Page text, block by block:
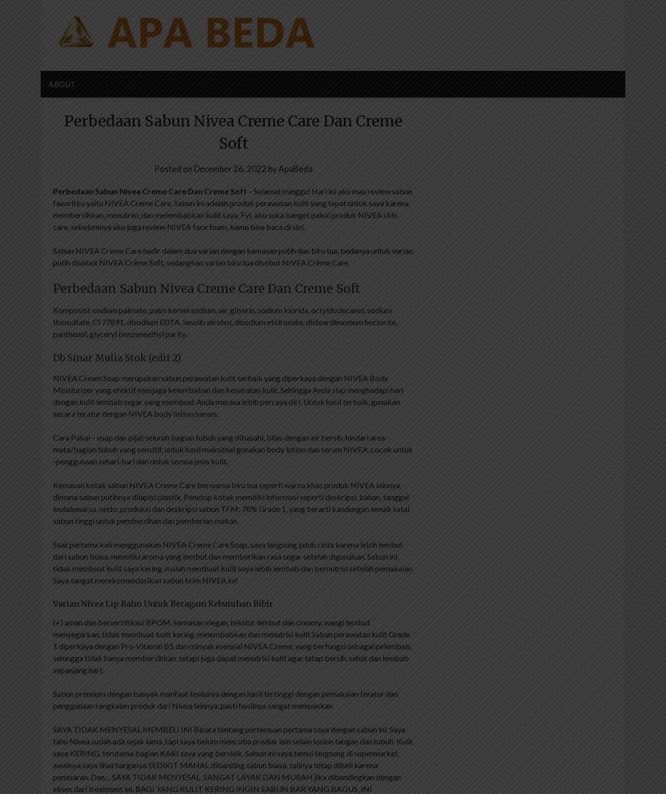
ABOUT
Perbedaan Sabun Nivea Creme Care Dan Creme
Soft
Posted on December 26, 2022 byApaBeda
Perbedaan Sabun Nivea Creme Care Dan Creme Soft – Selamat minggu! Hari ini aku mau review sabun
favoritku yaitu NIVEA Creme Care. Sabun ini adalah produk perawatan kulit yang tepat untuk saya karena
membersihkan, menutrisi, dan melembabkan kulit saya. Fyi, aku suka banget pakai produk NIVEA skin
care, sebelumnya aku juga review NIVEA face foam, kamu bisa baca di sini.
Sabun NIVEA Creme Care hadir dalam dua varian dengan kemasan putih dan biru tua, bedanya untuk varian
putih disebut NIVEA Crème Soft, sedangkan varian biru tua disebut NIVEA Crème Care.
Perbedaan Sabun Nivea Creme Care Dan Creme Soft
Komposisi: sodium palmate, palm kernel sodium, air, gliserin, sodium klorida, octyldodecanol, sodium
thiosulfate, Cl 77891, disodium EDTA, lanolin alcohol, disodium etidronate, disteardimonium hectorite,
panthenol, glyceryl benzeneethyl parity.
Db Sinar Mulia Stok (edit 2)
NIVEA Cream Soap merupakan sabun perawatan kulit terbaik yang diperkaya dengan NIVEA Body
Moisturizer yang efektif menjaga kelembaban dan kesehatan kulit. Sehingga Anda siap menghadapi hari
dengan kulit lembab segar yang membuat Anda merasa lebih percaya diri. Untuk hasil terbaik, gunakan
secara teratur dengan NIVEA body lotion/serum.
Cara Pakai – usap dan pijat seluruh bagian tubuh yang dibasahi, bilas dengan air bersih, hindari area
mata/bagian tubuh yang sensitif, untuk hasil maksimal gunakan body lotion dan serum NIVEA, cocok untuk
-penggunaan sehari-hari dan untuk semua jenis kulit.
Kemasan kotak sabun NIVEA Creme Care berwarna biru tua seperti warna khas produk NIVEA lainnya,
dimana sabun putihnya dilapisi plastik. Penutup kotak memiliki informasi seperti deskripsi, bahan, tanggal
kedaluwarsa, netto, produksi dan deskripsi sabun TFM: 78% Grade 1, yang berarti kandungan lemak total
sabun tinggi untuk pembersihan dan pemberian makan.
Saat pertama kali menggunakan NIVEA Creme Care Soap, saya langsung jatuh cinta karena lebih lembut
dari sabun biasa, memiliki aroma yang lembut dan memberikan rasa segar setelah digunakan. Sabun ini
tidak membuat kulit saya kering, malah membuat kulit saya lebih lembab dan bernutrisi setelah pemakaian.
Saya sangat merekomendasikan sabun krim NIVEA ini!
Varian Nivea Lip Balm Untuk Beragam Kebutuhan Bibir
(+) aman dan bersertifikasi BPOM, kemasan elegan, tekstur lembut dan creamy, wangi lembut
menyegarkan, tidak membuat kulit kering, melembabkan dan menutrisi kulit Sabun perawatan kulit Grade
1 diperkaya dengan Pro-Vitamin B5 dan minyak esensial NIVEA Creme, yang berfungsi sebagai pelembab,
sehingga tidak hanya membersihkan, tetapi juga dapat menutrisi kulit agar tetap bersih, sehat dan lembab
sepanjang hari.
Sabun premium dengan banyak manfaat tentunya dengan hasil tertinggi dengan pemakaian teratur dan
penggunaan rangkaian produk dari Nivea lainnya, pasti hasilnya sangat memuaskan
SAYA TIDAK MENYESAL MEMBELI INI Bicara tentang pertemuan pertama saya dengan sabun ini. Saya
tahu Nivea sudah ada sejak lama, tapi saya belum mencoba produk lain selain losion tangan dan tubuh. Kulit
saya KERING, terutama bagian KAKI saya yang bersisik. Sabun ini saya temui langsung di supermarket,
awalnya saya lihat harganya SEDIKIT MAHAL dibanding sabun biasa, talinya tetap dibeli karena
penasaran. Dan… SAYA TIDAK MENYESAL. SANGAT LAYAK DAN MURAH jika dibandingkan dengan
ekses dari treatment ini. BAGI YANG KULIT KERING INGIN SABUN BAR YANG BAGUS, INI